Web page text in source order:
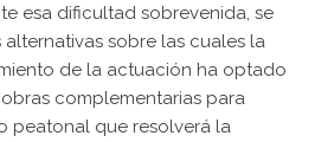
esa dificultad sobrevenida, se
sobre las cuales la
de la actuación ha optado
complementarias para
peatonal que resolverá la